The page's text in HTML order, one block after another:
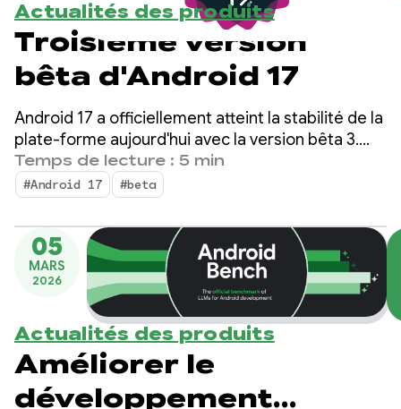
Actualités des produits
Troisième version
bêta d'Android 17
Android 17 a officiellement atteint la stabilité de la
plate-forme aujourd'hui avec la version bêta 3.
Cela signifie que la surface de l'API est verrouillée.
Vous pouvez effectuer les derniers tests de
compatibilité et déployer vos applications ciblant
Android 17 sur le Play Store.
Temps de lecture : 5 min
#Android 17 #beta
05
MARS
2026
Actualités des produits
Améliorer le
développement